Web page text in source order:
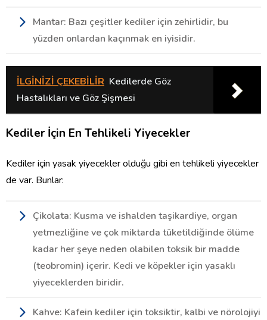
Mantar: Bazı çeşitler kediler için zehirlidir, bu
yüzden onlardan kaçınmak en iyisidir.
İLGİNİZİ ÇEKEBİLİR Kedilerde Göz
Hastalıkları ve Göz Şişmesi
Kediler İçin En Tehlikeli Yiyecekler
Kediler için yasak yiyecekler olduğu gibi en tehlikeli yiyecekler
de var. Bunlar:
Çikolata: Kusma ve ishalden taşikardiye, organ
yetmezliğine ve çok miktarda tüketildiğinde ölüme
kadar her şeye neden olabilen toksik bir madde
(teobromin) içerir. Kedi ve köpekler için yasaklı
yiyeceklerden biridir.
Kahve: Kafein kediler için toksiktir, kalbi ve nörolojiyi